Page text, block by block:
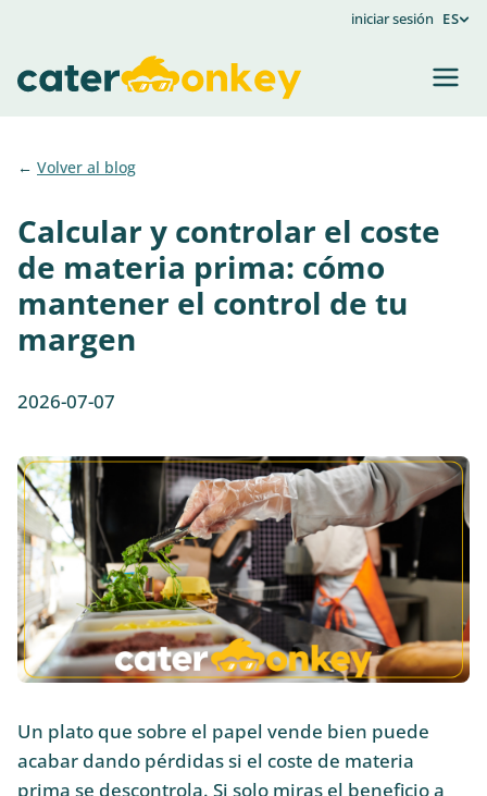
iniciar sesión ES
Volver al blog
Calcular y controlar el coste
de materia prima: cómo
mantener el control de tu
margen
2026-07-07
Un plato que sobre el papel vende bien puede
acabar dando pérdidas si el coste de materia
prima se descontrola. Si solo miras el beneficio a